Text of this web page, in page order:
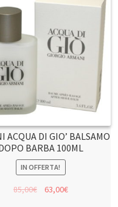
ACQUA DI GIO’ BALSAMO
BARBA 100ML
IN OFFERTA!
85,00€ 63,00€